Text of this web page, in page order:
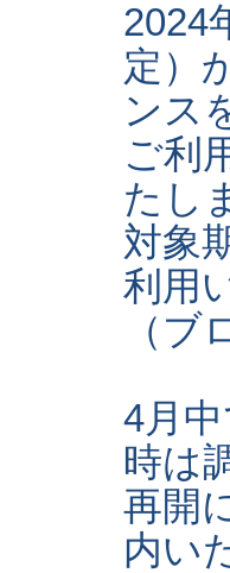
2024
定）
ンス
ご利
たし
対象
利用
（ブ
4月
時は
再開
内い